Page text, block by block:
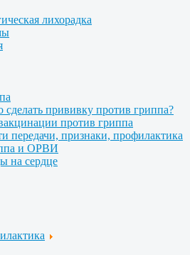
лихорадка
прививку против гриппа?
против гриппа
признаки, профилактика
и ОРВИ
на сердце